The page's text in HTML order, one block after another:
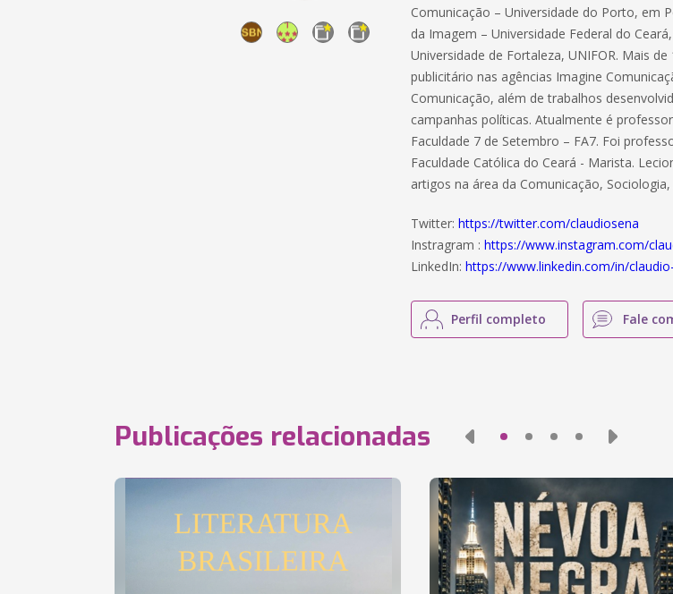
Comunicação – Universidade do Porto, em
da Imagem – Universidade Federal do
Universidade de Fortaleza, UNIFOR. Mais
publicitário nas agências Imagine
Comunicação, além de trabalhos
campanhas políticas. Atualmente é
Faculdade 7 de Setembro – FA7. Foi
Faculdade Católica do Ceará - Marista.
artigos na área da Comunicação,
Twitter:https://twitter.com/claudiosena
Instragram :https://www.instagram.com/
LinkedIn:https://www.linkedin.com/in/
Perfil completo Fale
Publicações relacionadas